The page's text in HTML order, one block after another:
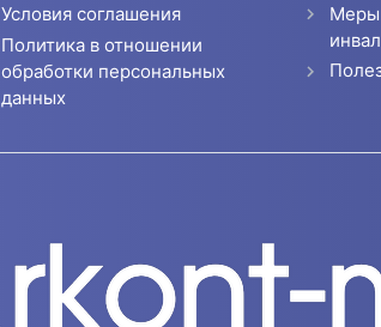
Условия соглашения
Политика в отношении
обработки персональных
данных
Меры